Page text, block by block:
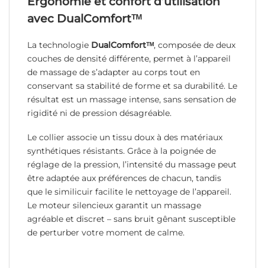
avec DualComfortᵀᴹ
La technologie DualComfortᵀᴹ, composée de deux
couches de densité différente, permet à l’appareil
de massage de s’adapter au corps tout en
conservant sa stabilité de forme et sa durabilité. Le
résultat est un massage intense, sans sensation de
rigidité ni de pression désagréable.
Le collier associe un tissu doux à des matériaux
synthétiques résistants. Grâce à la poignée de
réglage de la pression, l’intensité du massage peut
être adaptée aux préférences de chacun, tandis
que le similicuir facilite le nettoyage de l’appareil.
Le moteur silencieux garantit un massage
agréable et discret – sans bruit gênant susceptible
de perturber votre moment de calme.